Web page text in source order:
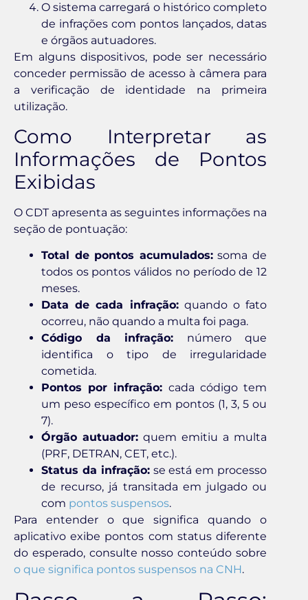
O sistema carregará o histórico completo
de infrações com pontos lançados, datas
e órgãos autuadores.
Em alguns dispositivos, pode ser necessário
conceder permissão de acesso à câmera para
a verificação de identidade na primeira
utilização.
Como Interpretar as
Informações de Pontos
Exibidas
O CDT apresenta as seguintes informações na
seção de pontuação:
Total de pontos acumulados:soma de
todos os pontos válidos no período de 12
meses.
Data de cada infração:quando o fato
ocorreu, não quando a multa foi paga.
Código da infração: número que
identifica o tipo de irregularidade
cometida.
Pontos por infração: cada código tem
um peso específico em pontos (1, 3, 5 ou
7).
Órgão autuador: quem emitiu a multa
(PRF, DETRAN, CET, etc.).
Status da infração:se está em processo
de recurso, já transitada em julgado ou
com pontos suspensos.
Para entender o que significa quando o
aplicativo exibe pontos com status diferente
do esperado, consulte nosso conteúdo sobre
o que significa pontos suspensos na CNH.